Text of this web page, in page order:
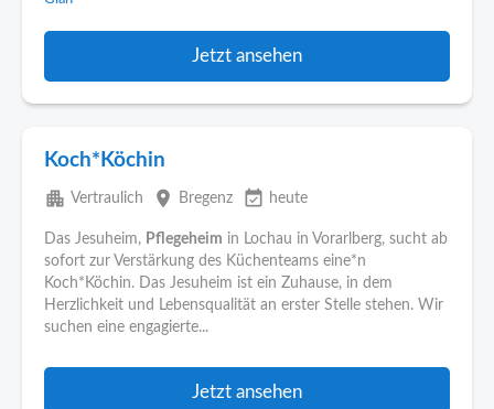
Jetzt ansehen
Koch*Köchin
apartment Vertraulich place Bregenz event_available heute
Das Jesuheim, Pflegeheim in Lochau in Vorarlberg, sucht ab
sofort zur Verstärkung des Küchenteams eine*n
Koch*Köchin. Das Jesuheim ist ein Zuhause, in dem
Herzlichkeit und Lebensqualität an erster Stelle stehen. Wir
suchen eine engagierte...
Jetzt ansehen